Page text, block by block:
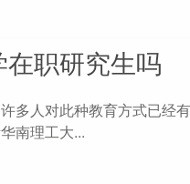
职研究生吗
多人对此种教育方式已经
南理工大...